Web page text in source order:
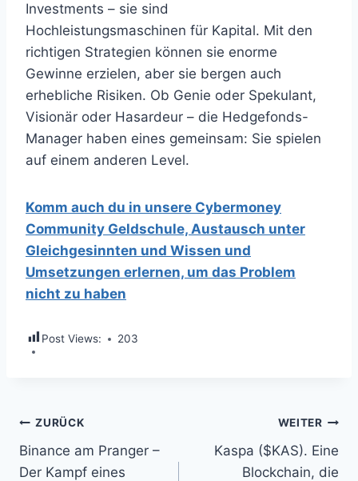
Investments – sie sind
Hochleistungsmaschinen für Kapital. Mit den
richtigen Strategien können sie enorme
Gewinne erzielen, aber sie bergen auch
erhebliche Risiken. Ob Genie oder Spekulant,
Visionär oder Hasardeur – die Hedgefonds-
Manager haben eines gemeinsam: Sie spielen
auf einem anderen Level.
Komm auch du in unsere Cybermoney
Community Geldschule, Austausch unter
Gleichgesinnten und Wissen und
Umsetzungen erlernen, um das Problem
nicht zu haben
Post Views: 203
Beitragsnavigation
ZURÜCK
Binance am Pranger –
Der Kampf eines
WEITER
Kaspa ($KAS). Eine
Blockchain, die